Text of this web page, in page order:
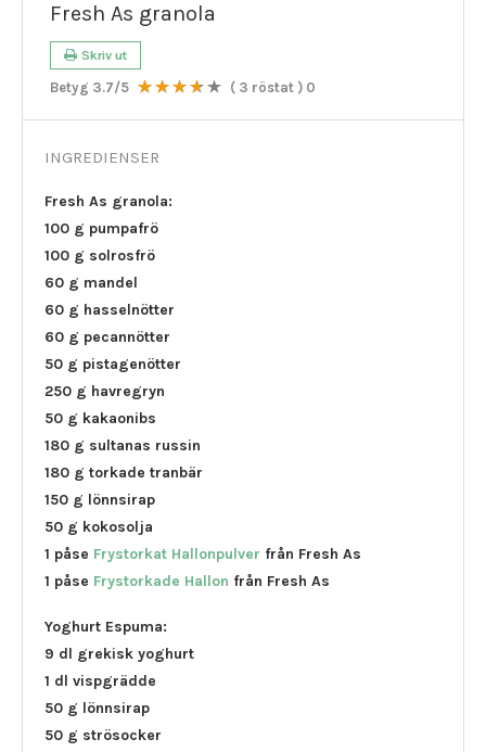
Fresh As granola
Skriv ut
Betyg 3.7/5 ( 3 röstat ) 0
INGREDIENSER
Fresh As granola:
100 g pumpafrö
100 g solrosfrö
60 g mandel
60 g hasselnötter
60 g pecannötter
50 g pistagenötter
250 g havregryn
50 g kakaonibs
180 g sultanas russin
180 g torkade tranbär
150 g lönnsirap
50 g kokosolja
1 påse Frystorkat Hallonpulver från Fresh As
1 påse Frystorkade Hallon från Fresh As
Yoghurt Espuma:
9 dl grekisk yoghurt
1 dl vispgrädde
50 g lönnsirap
50 g strösocker